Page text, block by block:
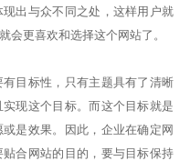
出与众不同之处，这样用户就
会更喜欢和选择这个网站了。
目标性，只有主题具有了清晰
现这个目标。而这个目标就是
是效果。因此，企业在确定网
合网站的目的，要与目标保持